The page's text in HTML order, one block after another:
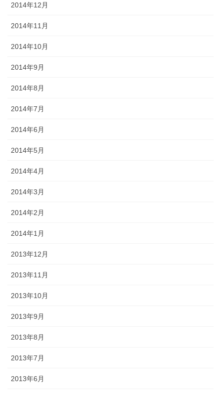
2014年12月
2014年11月
2014年10月
2014年9月
2014年8月
2014年7月
2014年6月
2014年5月
2014年4月
2014年3月
2014年2月
2014年1月
2013年12月
2013年11月
2013年10月
2013年9月
2013年8月
2013年7月
2013年6月